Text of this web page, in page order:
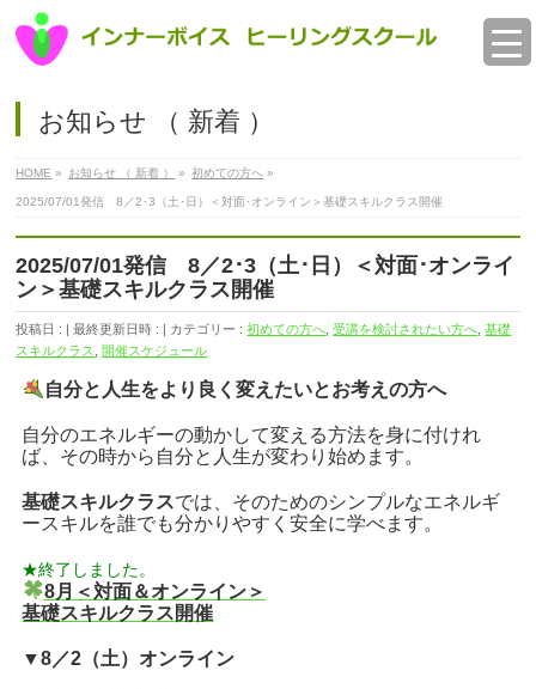
お知らせ （ 新着 ）
HOME » お知らせ （ 新着 ） » 初めての方へ »
2025/07/01発信 8／2･3（土･日）＜対面･オンライン＞基礎スキルクラス開催
2025/07/01発信 8／2･3（土･日）＜対面･オンライ
ン＞基礎スキルクラス開催
投稿日 : 最終更新日時 : カテゴリー :初めての方へ ,受講を検討されたい方へ ,基礎
スキルクラス
,開催スケジュール
自分と 人生をより良く変えたいとお考えの方へ
自分のエネルギーの動かして変える方法を身に付けれ
ば、 その時から自分と人生が変わり始めます。
基礎スキルクラスでは、 そのためのシンプルなエネルギ
ースキルを誰でも分かりやすく安全に学べます。
★終了しました。
8月＜対面＆オンライン＞
基礎スキルクラス開催
▼8／2（土）オンライン